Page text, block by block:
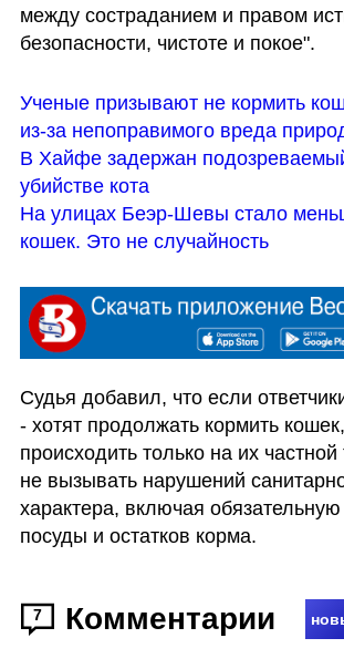
между состраданием и правом
безопасности, чистоте и покое".
Ученые призывают не кормить
из-за непоправимого вреда
В Хайфе задержан
убийстве кота
На улицах Беэр-Шевы стало
кошек. Это не случайность
Судья добавил, что если
- хотят продолжать кормить
происходить только на их
не вызывать нарушений
характера, включая обязательную
посуды и остатков корма.
7 Комментарии